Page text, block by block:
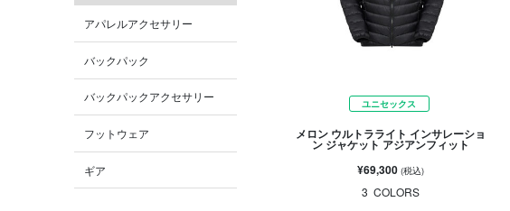
アパレルアクセサリー
バックパック
バックパックアクセサリー
フットウェア
ギア
ユニセックス
メロン ウルトラライト インサレーショ
ン ジャケット アジアンフィット
¥69,300 (税込)
3 COLORS